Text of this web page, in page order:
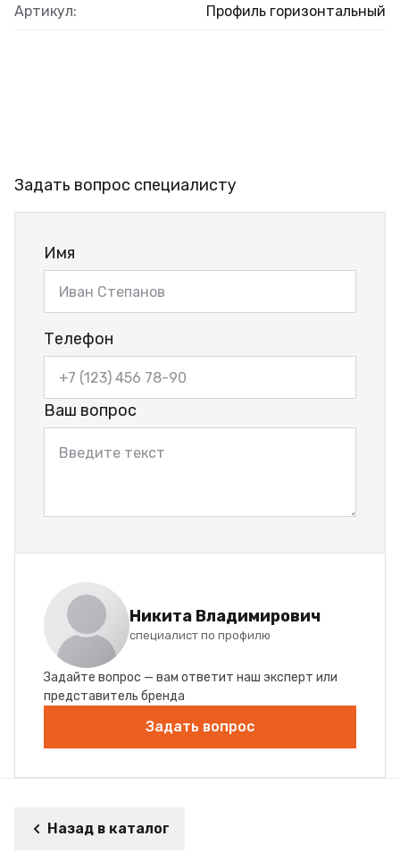
Артикул: Профиль горизонтальный
Задать вопрос специалисту
Имя
Телефон
Ваш вопрос
Никита Владимирович
специалист по профилю
Задайте вопрос — вам ответит наш эксперт или
представитель бренда
Задать вопрос
Назад в каталог